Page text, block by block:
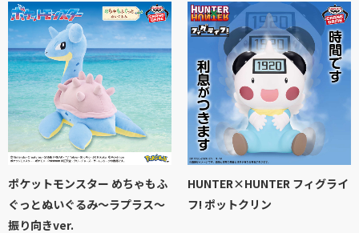
ポケットモンスター めちゃもふ
ぐっとぬいぐるみ～ラプラス～
振り向きver.
HUNTER×HUNTER フィグライ
フ! ポットクリン